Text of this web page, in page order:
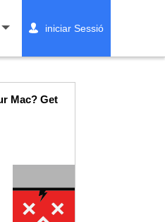
iniciar Sessió
Mac? Get